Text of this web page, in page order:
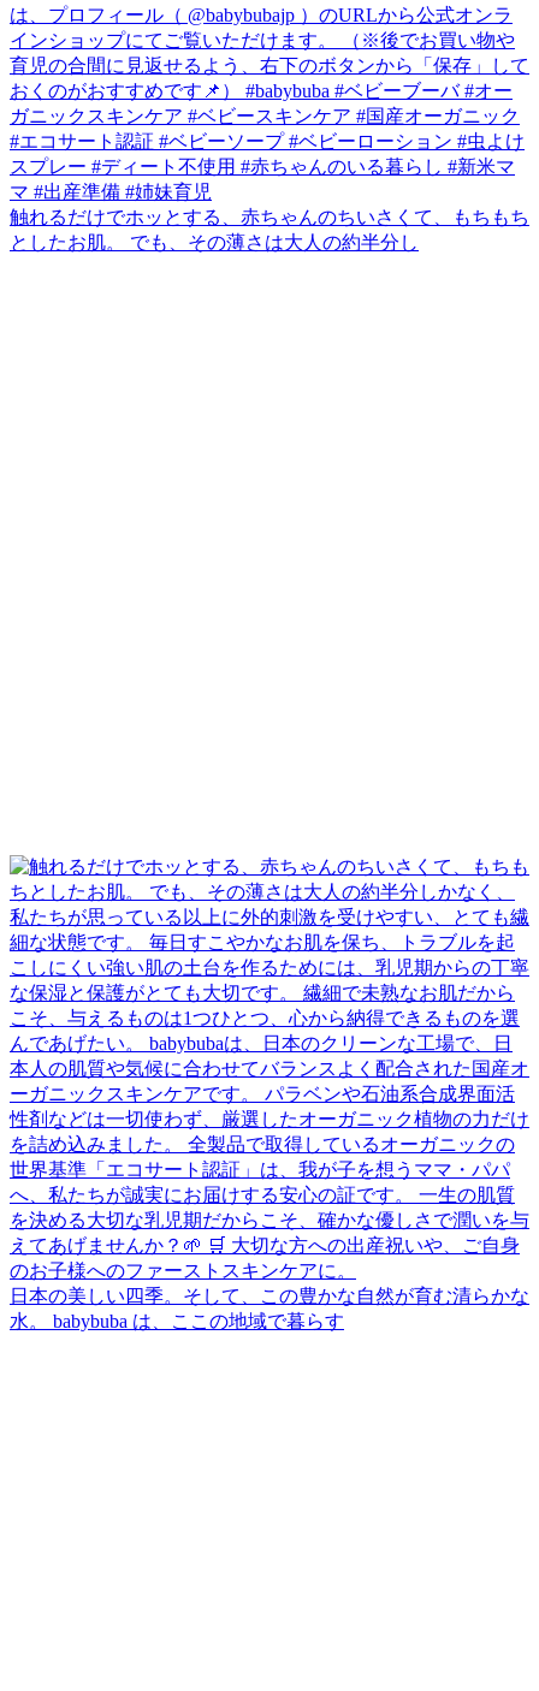
触れるだけでホッとする、赤ちゃんのちいさくて、もちもち
としたお肌。 でも、その薄さは大人の約半分し
日本の美しい四季。そして、この豊かな自然が育む清らかな
水。 babybuba は、ここの地域で暮らす